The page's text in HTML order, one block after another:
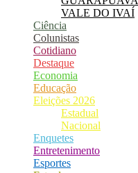
VALE DO IVAÍ
Ciência
Colunistas
Cotidiano
Destaque
Economia
Educação
Eleições 2026
Estadual
Nacional
Enquetes
Entretenimento
Esportes